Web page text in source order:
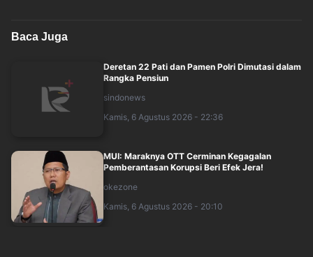
Baca Juga
Deretan 22 Pati dan Pamen Polri Dimutasi dalam
Rangka Pensiun
sindonews
Kamis, 6 Agustus 2026 - 22:36
MUI: Maraknya OTT Cerminan Kegagalan
Pemberantasan Korupsi Beri Efek Jera!
okezone
Kamis, 6 Agustus 2026 - 20:10